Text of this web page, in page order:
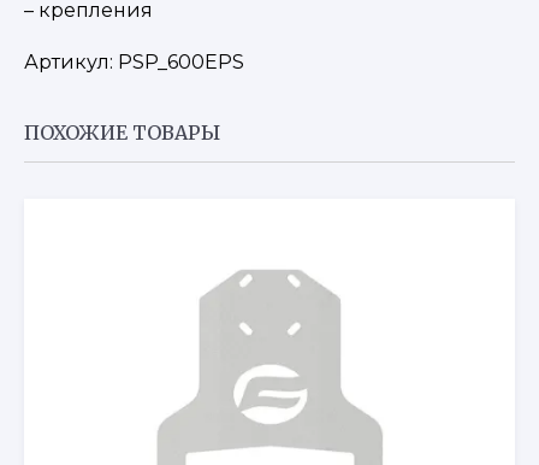
– крепления
Артикул: PSP_600EPS
ПОХОЖИЕ ТОВАРЫ